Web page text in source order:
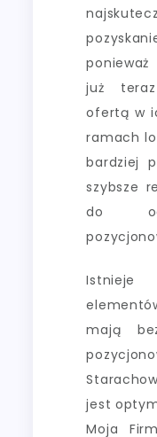
już
ofertą w
ramach
bardziej
szybsze
do
Istnieje
mają
jest
Moja